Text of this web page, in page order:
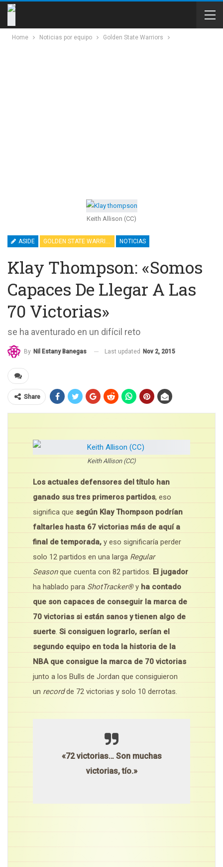
Home Noticias por equipo Golden State Warriors
Keith Allison (CC)
ASIDE NOTICIAS
Klay Thompson: «Somos
Capaces De Llegar A Las
70 Victorias»
se ha aventurado en un difícil reto
By Nil Estany Banegas Last updated Nov 2, 2015
Share
Keith Allison (CC)
Los actuales defensores del título han
ganado sus tres primeros partidos, eso
significa que según Klay Thompson podrían
faltarles hasta 67 victorias más de aquí a
final de temporada, y eso significaría perder
solo 12 partidos en una larga Regular
Seasonque cuenta con 82 partidos. El jugador
ha hablado para ShotTracker®y ha contado
que son capaces de conseguir la marca de
70 victorias si están sanos y tienen algo de
suerte. Si consiguen lograrlo, serían el
segundo equipo en toda la historia de la
NBA que consigue la marca de 70 victorias
junto a los Bulls de Jordan que consiguieron
un recordde 72 victorias y solo 10 derrotas.
«72 victorias… Son muchas
victorias, tío.»